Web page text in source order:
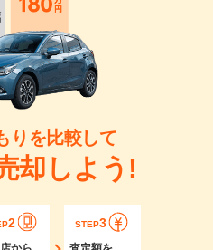
りを比較して
却しよう!
2 STEP3